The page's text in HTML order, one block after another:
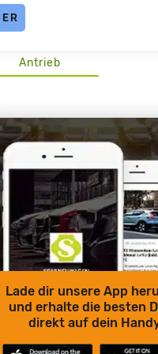
Antrieb
Lade dir unsere App
und erhalte die besten
direkt auf dein